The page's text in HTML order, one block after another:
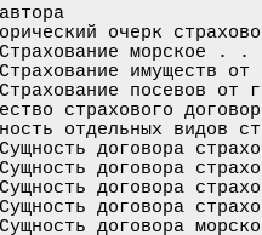
очерк
посевов
отдельных
договора
договора
договора
договора
договора